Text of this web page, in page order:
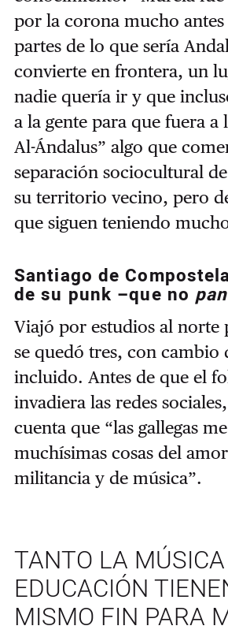
por la corona mucho antes
partes de lo que sería
convierte en frontera, un
nadie quería ir y que
a la gente para que fuera
Al-Ándalus” algo que
separación sociocultural
su territorio vecino, pero
que siguen teniendo
Santiago de
de su punk –que no
Viajó por estudios al norte
se quedó tres, con cambio
incluido. Antes de que el
invadiera las redes
cuenta que “las gallegas
muchísimas cosas del
militancia y de música”.
TANTO LA
EDUCACIÓN
MISMO FIN PARA